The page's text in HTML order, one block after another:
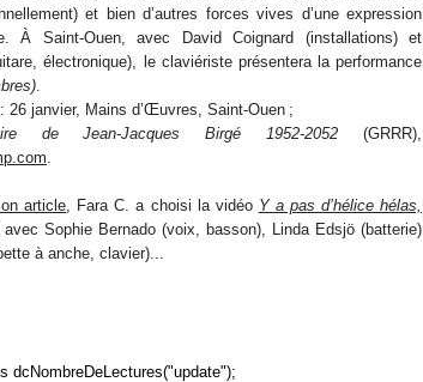
et bien d’autres forces vives d’une expression
À Saint-Ouen, avec David Coignard (installations) et
électronique), le claviériste présentera la performance
26 janvier, Mains d’Œuvres, Saint-Ouen ;
de Jean-Jacques Birgé 1952-2052 (GRRR),
article , Fara C. a choisi la vidéo Y a pas d’hélice hélas,
avec Sophie Bernado (voix, basson), Linda Edsjö (batterie)
à anche, clavier)...
dcNombreDeLectures("update");